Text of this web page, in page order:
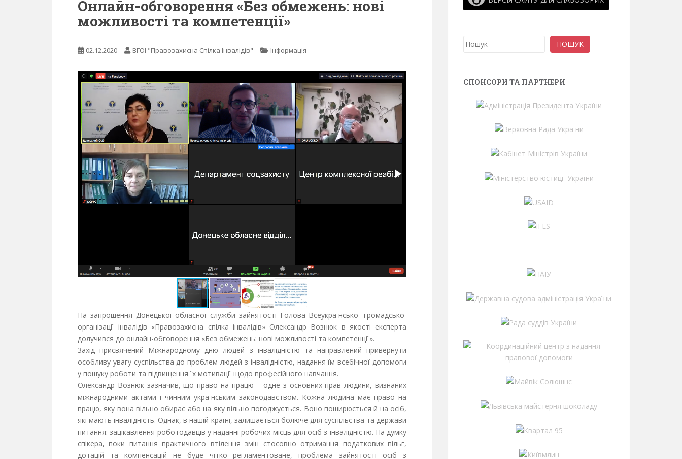
Онлайн-обговорення «Без обмежень: нові
можливості та компетенції»
02.12.2020 ВГОІ "Правозахисна Спілка Інвалідів" Інформація
На запрошення Донецької обласної служби зайнятості Голова Всеукраїнської громадської
організації інвалідів «Правозахисна спілка інвалідів» Олександр Вознюк в якості експерта
долучився до онлайн-обговорення «Без обмежень: нові можливості та компетенції».
Захід присвячений Міжнародному дню людей з інвалідністю та направлений привернути
особливу увагу суспільства до проблем людей з інвалідністю, надання їм всебічної допомоги
у пошуку роботи та підвищення їх мотивації щодо професійного навчання.
Олександр Вознюк зазначив, що право на працю – одне з основних прав людини, визнаних
міжнародними актами і чинним українським законодавством. Кожна людина має право на
працю, яку вона вільно обирає або на яку вільно погоджується. Воно поширюється й на осіб,
які мають інвалідність. Однак, в нашій країні, залишається болюче для суспільства та держави
питання: зацікавлення роботодавців у наданні робочих місць для осіб з інвалідністю. На думку
спікера, поки питання практичного втілення змін стосовно отримання податкових пільг,
дотацій та компенсацій не буде чітко регламентоване, проблема зайнятості осіб з
Пошук ПОШУК
СПОНСОРИ ТА ПАРТНЕРИ